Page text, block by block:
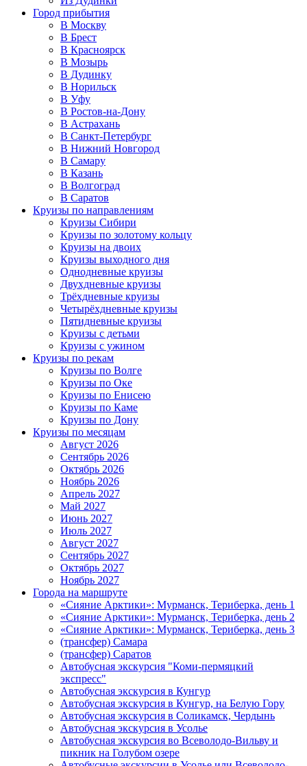
Город прибытия
В Москву
В Брест
В Красноярск
В Мозырь
В Дудинку
В Норильск
В Уфу
В Ростов-на-Дону
В Астрахань
В Санкт-Петербург
В Нижний Новгород
В Самару
В Казань
В Волгоград
В Саратов
Круизы по направлениям
Круизы Сибири
Круизы по золотому кольцу
Круизы на двоих
Круизы выходного дня
Однодневные круизы
Двухдневные круизы
Трёхдневные круизы
Четырёхдневные круизы
Пятидневные круизы
Круизы с детьми
Круизы с ужином
Круизы по рекам
Круизы по Волге
Круизы по Оке
Круизы по Енисею
Круизы по Каме
Круизы по Дону
Круизы по месяцам
Август 2026
Сентябрь 2026
Октябрь 2026
Ноябрь 2026
Апрель 2027
Май 2027
Июнь 2027
Июль 2027
Август 2027
Сентябрь 2027
Октябрь 2027
Ноябрь 2027
Города на маршруте
«Сияние Арктики»: Мурманск, Териберка, день 1
«Сияние Арктики»: Мурманск, Териберка, день 2
«Сияние Арктики»: Мурманск, Териберка, день 3
(трансфер) Самара
(трансфер) Саратов
Автобусная экскурсия "Коми-пермяцкий
экспресс"
Автобусная экскурсия в Кунгур
Автобусная экскурсия в Кунгур, на Белую Гору
Автобусная экскурсия в Соликамск, Чердынь
Автобусная экскурсия в Усолье
Автобусная экскурсия во Всеволодо-Вильву и
пикник на Голубом озере